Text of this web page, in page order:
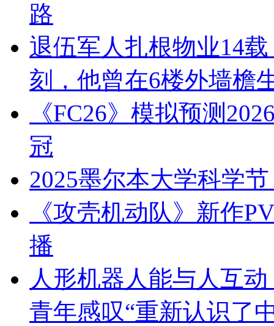
路
退伍军人扎根物业14
刻，他曾在6楼外墙檐
《FC26》模拟预测
冠
2025墨尔本大学科学
《攻壳机动队》新作
播
人形机器人能与人互
青年感叹“重新认识了